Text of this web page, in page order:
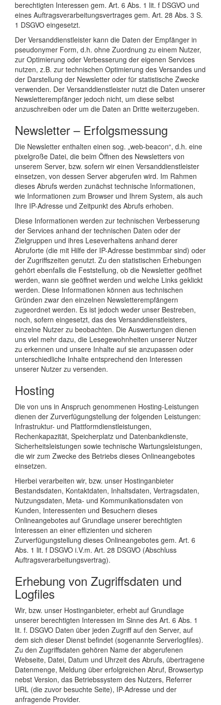
berechtigten Interessen gem. Art. 6 Abs. 1 lit. f DSGVO und
eines Auftragsverarbeitungsvertrages gem. Art. 28 Abs. 3 S.
1 DSGVO eingesetzt.
Der Versanddienstleister kann die Daten der Empfänger in
pseudonymer Form, d.h. ohne Zuordnung zu einem Nutzer,
zur Optimierung oder Verbesserung der eigenen Services
nutzen, z.B. zur technischen Optimierung des Versandes und
der Darstellung der Newsletter oder für statistische Zwecke
verwenden. Der Versanddienstleister nutzt die Daten unserer
Newsletterempfänger jedoch nicht, um diese selbst
anzuschreiben oder um die Daten an Dritte weiterzugeben.
Newsletter – Erfolgsmessung
Die Newsletter enthalten einen sog. „web-beacon“, d.h. eine
pixelgroße Datei, die beim Öffnen des Newsletters von
unserem Server, bzw. sofern wir einen Versanddienstleister
einsetzen, von dessen Server abgerufen wird. Im Rahmen
dieses Abrufs werden zunächst technische Informationen,
wie Informationen zum Browser und Ihrem System, als auch
Ihre IP-Adresse und Zeitpunkt des Abrufs erhoben.
Diese Informationen werden zur technischen Verbesserung
der Services anhand der technischen Daten oder der
Zielgruppen und ihres Leseverhaltens anhand derer
Abruforte (die mit Hilfe der IP-Adresse bestimmbar sind) oder
der Zugriffszeiten genutzt. Zu den statistischen Erhebungen
gehört ebenfalls die Feststellung, ob die Newsletter geöffnet
werden, wann sie geöffnet werden und welche Links geklickt
werden. Diese Informationen können aus technischen
Gründen zwar den einzelnen Newsletterempfängern
zugeordnet werden. Es ist jedoch weder unser Bestreben,
noch, sofern eingesetzt, das des Versanddienstleisters,
einzelne Nutzer zu beobachten. Die Auswertungen dienen
uns viel mehr dazu, die Lesegewohnheiten unserer Nutzer
zu erkennen und unsere Inhalte auf sie anzupassen oder
unterschiedliche Inhalte entsprechend den Interessen
unserer Nutzer zu versenden.
Hosting
Die von uns in Anspruch genommenen Hosting-Leistungen
dienen der Zurverfügungstellung der folgenden Leistungen:
Infrastruktur- und Plattformdienstleistungen,
Rechenkapazität, Speicherplatz und Datenbankdienste,
Sicherheitsleistungen sowie technische Wartungsleistungen,
die wir zum Zwecke des Betriebs dieses Onlineangebotes
einsetzen.
Hierbei verarbeiten wir, bzw. unser Hostinganbieter
Bestandsdaten, Kontaktdaten, Inhaltsdaten, Vertragsdaten,
Nutzungsdaten, Meta- und Kommunikationsdaten von
Kunden, Interessenten und Besuchern dieses
Onlineangebotes auf Grundlage unserer berechtigten
Interessen an einer effizienten und sicheren
Zurverfügungstellung dieses Onlineangebotes gem. Art. 6
Abs. 1 lit. f DSGVO i.V.m. Art. 28 DSGVO (Abschluss
Auftragsverarbeitungsvertrag).
Erhebung von Zugriffsdaten und
Logfiles
Wir, bzw. unser Hostinganbieter, erhebt auf Grundlage
unserer berechtigten Interessen im Sinne des Art. 6 Abs. 1
lit. f. DSGVO Daten über jeden Zugriff auf den Server, auf
dem sich dieser Dienst befindet (sogenannte Serverlogfiles).
Zu den Zugriffsdaten gehören Name der abgerufenen
Webseite, Datei, Datum und Uhrzeit des Abrufs, übertragene
Datenmenge, Meldung über erfolgreichen Abruf, Browsertyp
nebst Version, das Betriebssystem des Nutzers, Referrer
URL (die zuvor besuchte Seite), IP-Adresse und der
anfragende Provider.